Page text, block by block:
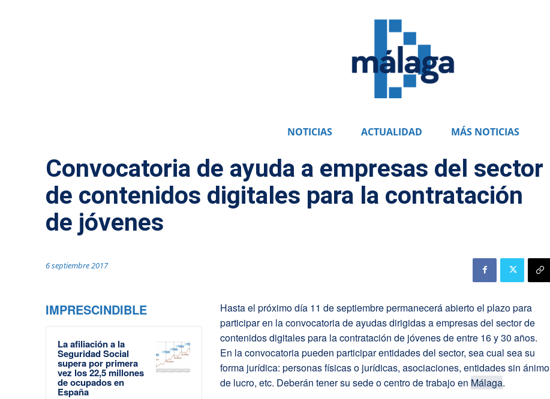
NOTICIAS ACTUALIDAD MÁS NOTICIAS
Convocatoria de ayuda a empresas del sector
de contenidos digitales para la contratación
de jóvenes
6 septiembre 2017
IMPRESCINDIBLE
La afiliación a la
Seguridad Social
supera por primera
vez los 22,5 millones
de ocupados en
España
Hasta el próximo día 11 de septiembre permanecerá abierto el plazo para
participar en la convocatoria de ayudas dirigidas a empresas del sector de
contenidos digitales para la contratación de jóvenes de entre 16 y 30 años.
En la convocatoria pueden participar entidades del sector, sea cual sea su
forma jurídica: personas físicas o jurídicas, asociaciones, entidades sin ánimo
de lucro, etc. Deberán tener su sede o centro de trabajo en Málaga.